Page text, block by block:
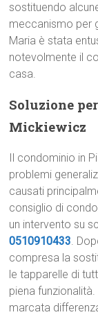
sostituendo
meccanismo per
Maria è stata
notevolmente il
casa.
Soluzione
Mickiewicz
Il condominio in
problemi
causati
consiglio di
un intervento su
0510910433.
compresa la
le tapparelle di
piena
marcata